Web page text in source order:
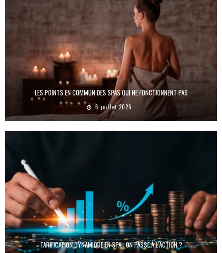
LES POINTS EN COMMUN DES SPAS QUI NE FONCTIONNENT PAS
6 juillet 2026
TARIFICATION DYNAMIQUE EN SPA : ON PASSE À L’ACTION ?